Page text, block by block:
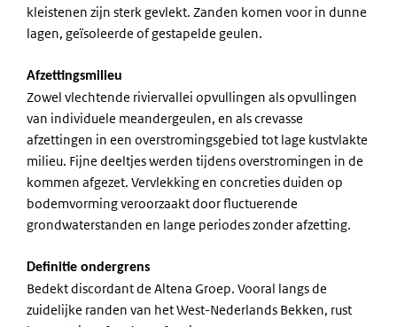
kleistenen zijn sterk gevlekt. Zanden komen voor in dunne
lagen, geïsoleerde of gestapelde geulen.
Afzettingsmilieu
Zowel vlechtende riviervallei opvullingen als opvullingen
van individuele meandergeulen, en als crevasse
afzettingen in een overstromingsgebied tot lage kustvlakte
milieu. Fijne deeltjes werden tijdens overstromingen in de
kommen afgezet. Vervlekking en concreties duiden op
bodemvorming veroorzaakt door fluctuerende
grondwaterstanden en lange periodes zonder afzetting.
Definitie ondergrens
Bedekt discordant de Altena Groep. Vooral langs de
zuidelijke randen van het West-Nederlands Bekken, rust